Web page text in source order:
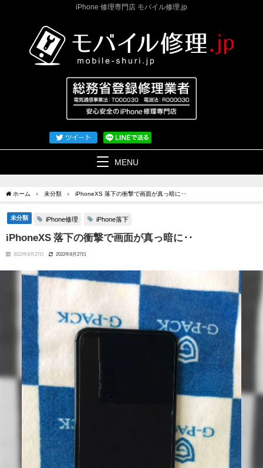
iPhone 修理専門店 モバイル修理.jp
MENU
ホーム 未分類 iPhoneXS 落下の衝撃で画面が真っ暗に‥
未分類 iPhone修理 iPhone落下
iPhoneXS 落下の衝撃で画面が真っ暗に‥
2022年8月27日 2022年8月27日